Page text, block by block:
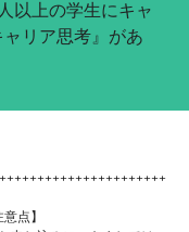
以上の学生にキャ
リア思考』があ
点】